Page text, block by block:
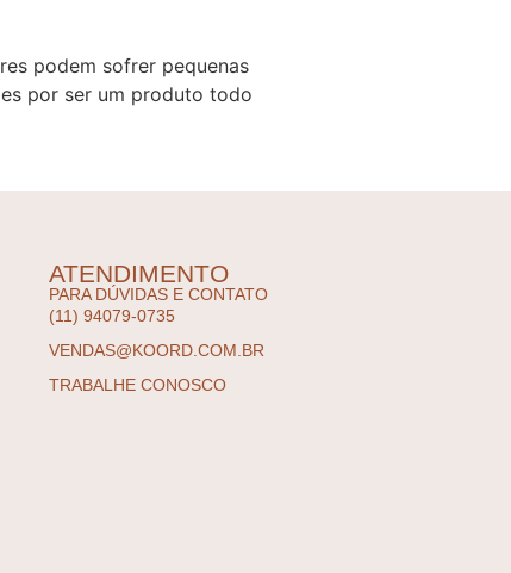
podem sofrer pequenas
por ser um produto todo
ATENDIMENTO
PARA DÚVIDAS E CONTATO
(11) 94079-0735
VENDAS@KOORD.COM.BR
TRABALHE CONOSCO